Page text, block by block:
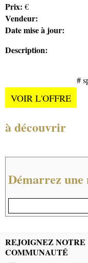
Prix: €
Vendeur:
Date mise à jour:
Description:
VOIR L'OFFRE
#
à découvrir
Démarrez une
REJOIGNEZ NOTRE
COMMUNAUTÉ